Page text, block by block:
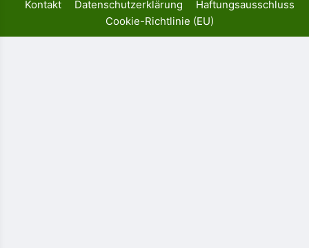
Kontakt
Datenschutzerklärung
Haftungsausschluss
Cookie-Richtlinie (EU)